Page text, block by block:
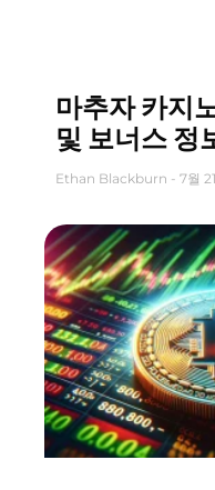
마추자 카지
및 보너스 정
Ethan Blackburn 7월